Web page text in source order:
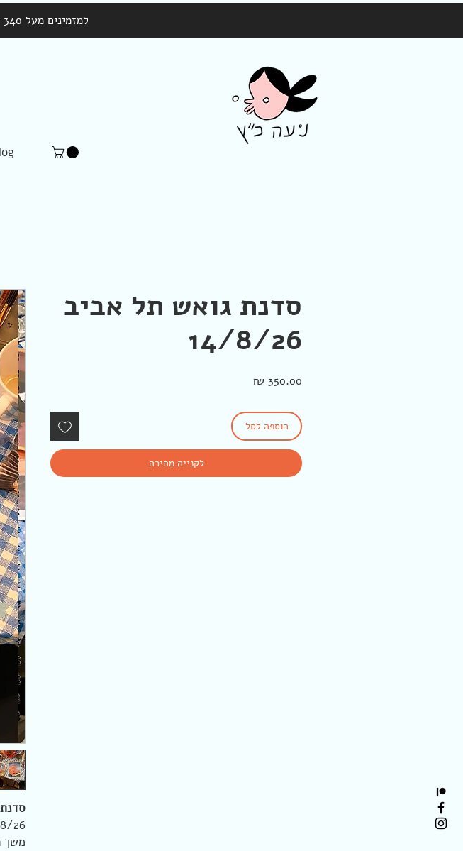
למזמינים מעל 340 שקל משלוח עד הבית חינם
14/8/26 | יום שישי | 11-
משך
סדנת גואש תל אביב
14/8/26
מחיר
הוספה לסל
לקנייה מהירה